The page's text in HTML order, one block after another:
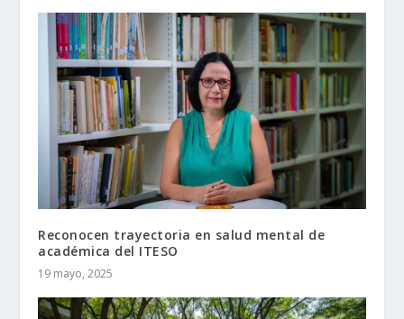
Reconocen trayectoria en salud mental de
académica del ITESO
19 mayo, 2025